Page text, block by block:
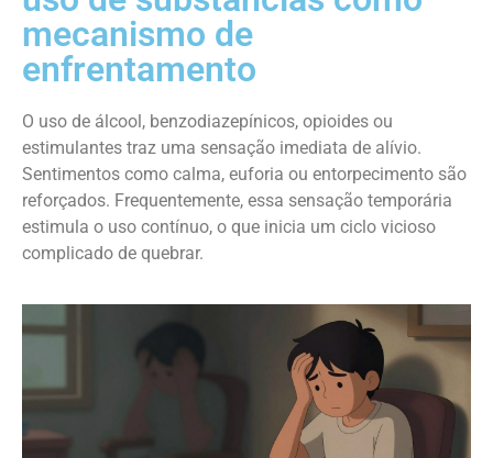
mecanismo de
enfrentamento
O uso de álcool, benzodiazepínicos, opioides ou
estimulantes traz uma sensação imediata de alívio.
Sentimentos como calma, euforia ou entorpecimento são
reforçados. Frequentemente, essa sensação temporária
estimula o uso contínuo, o que inicia um ciclo vicioso
complicado de quebrar.